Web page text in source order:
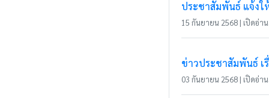
ประชาสัมพันธ์ แจ้งใ
15 กันยายน 2568 | เปิดอ่า
ข่าวประชาสัมพันธ์ เ
03 กันยายน 2568 | เปิดอ่า